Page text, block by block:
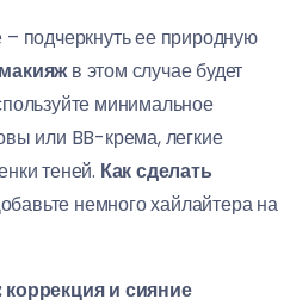
подчеркнуть ее природную
в этом случае будет
минимальное
или BB-крема, легкие
теней. Как сделать
немного хайлайтера на
и сияние